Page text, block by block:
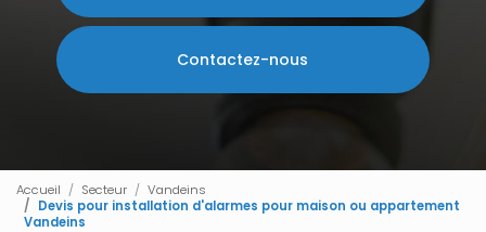
Contactez-nous
Accueil Secteur
Vandeins
Devis pour installation d'alarmes pour maison ou appartement
Vandeins